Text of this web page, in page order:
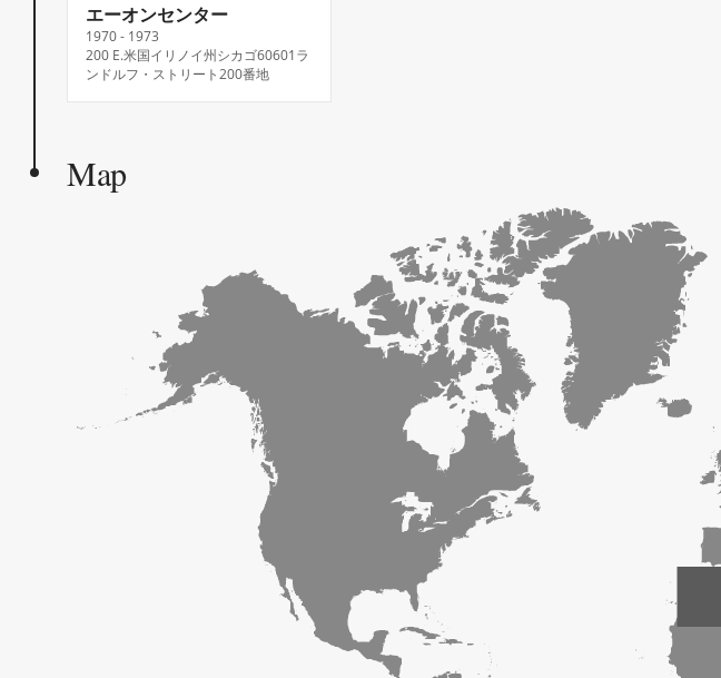
エーオンセンター
1970 - 1973
200 E.米国イリノイ州シカゴ60601ラ
ンドルフ・ストリート200番地
Map